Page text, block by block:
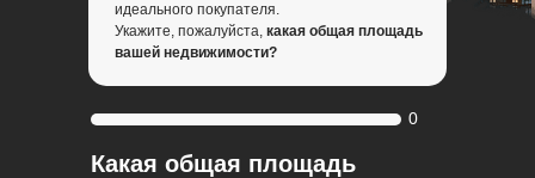
Какая общая площадь
0
идеального покупателя.
Укажите, пожалуйста, какая общая площадь
вашей недвижимости?